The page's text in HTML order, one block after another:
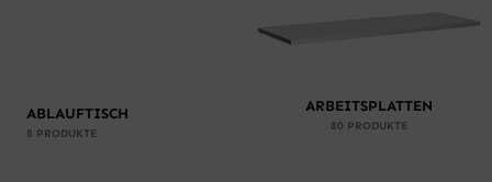
ABLAUFTISCH
8 PRODUKTE
ARBEITSPLATTEN
80 PRODUKTE